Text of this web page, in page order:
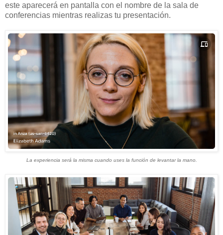
este aparecerá en pantalla con el nombre de la sala de
conferencias mientras realizas tu presentación.
La experiencia será la misma cuando uses la función de levantar la mano.